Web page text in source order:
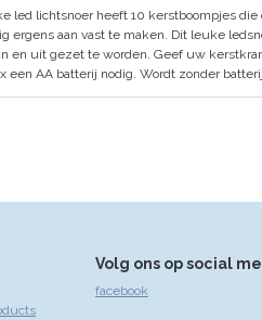
led lichtsnoer heeft 10 kerstboompjes
ergens aan vast te maken. Dit leuke
en uit gezet te worden. Geef uw
een AA batterij nodig. Wordt zonder
Volg ons op social
facebook